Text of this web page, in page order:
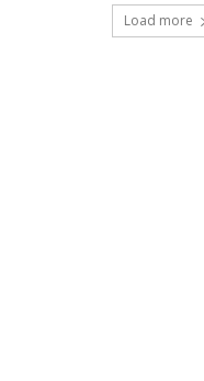
Load more